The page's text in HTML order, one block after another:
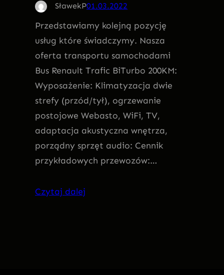
SławekP01.03.2022
Przedstawiamy kolejną pozycję
usług które świadczymy. Nasza
oferta transportu samochodami
Bus Renault Trafic BiTurbo 200KM:
Wyposażenie: Klimatyzacja dwie
strefy (przód/tył), ogrzewanie
postojowe Webasto, WiFi, TV,
adaptacja akustyczna wnętrza,
porządny sprzęt audio: Cennik
przykładowych przewozów:…
Czytaj dalej